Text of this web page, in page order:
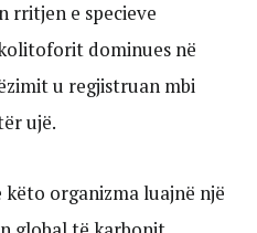
rritjen e specieve
dominues në
u regjistruan mbi
ujë.
organizma luajnë një